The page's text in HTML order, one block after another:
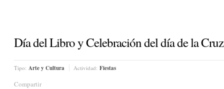
Día del Libro y Celebración del día de la Cruz
Tipo: Arte y Cultura Actividad: Fiestas
Compartir